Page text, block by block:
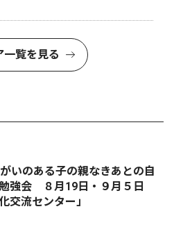
一覧を見る
いのある子の親なきあとの自
強会 ８月19日・９月５日
交流センター」